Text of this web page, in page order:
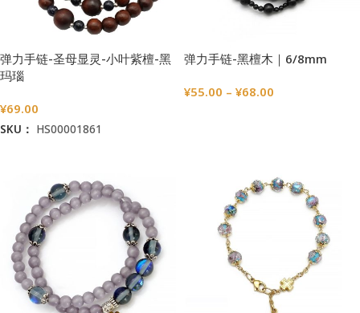
弹力手链-圣母显灵-小叶紫檀-黑
玛瑙
¥69.00
SKU： HS00001861
弹力手链-黑檀木｜6/8mm
¥55.00 – ¥68.00